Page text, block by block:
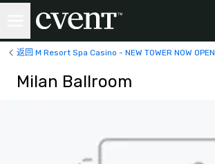
返回 M Resort Spa Casino - NEW TOWER NOW OPEN
Milan Ballroom